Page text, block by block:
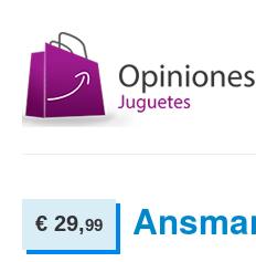
€ 29,99